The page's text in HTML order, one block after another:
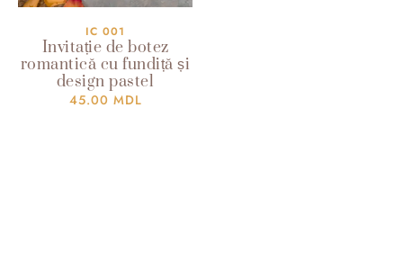
IC 001
Invitație de botez
romantică cu fundiță și
design pastel
45.00 MDL